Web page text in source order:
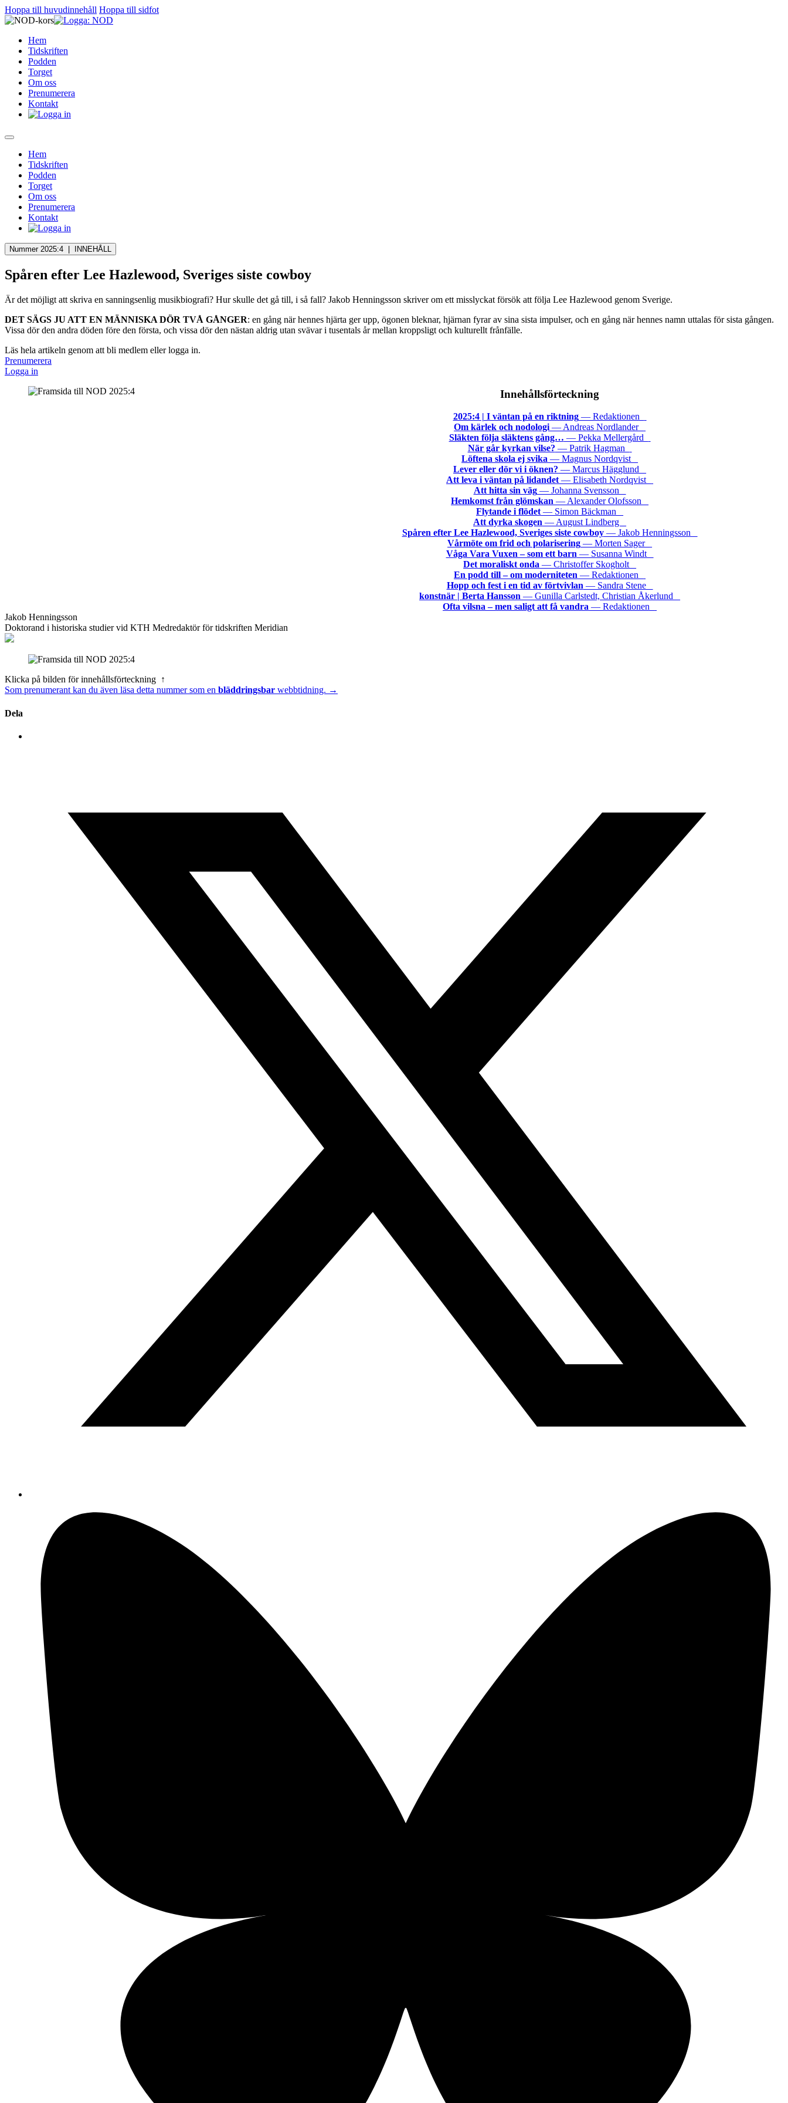
Hoppa till huvudinnehåll Hoppa till sidfot
Hem
Tidskriften
Podden
Torget
Om oss
Prenumerera
Kontakt
Hem
Tidskriften
Podden
Torget
Om oss
Prenumerera
Kontakt
Nummer 2025:4 | INNEHÅLL
Spåren efter Lee Hazlewood, Sveriges siste cowboy
Är det möjligt att skriva en sanningsenlig musikbiografi? Hur skulle det gå till, i så fall? Jakob Henningsson skriver om ett misslyckat försök att följa Lee Hazlewood genom Sverige.
DET SÄGS JU ATT EN MÄNNISKA DÖR TVÅ GÅNGER: en gång när hennes hjärta ger upp, ögonen bleknar, hjärnan fyrar av sina sista impulser, och en gång när hennes namn uttalas för sista gången.
Vissa dör den andra döden före den första, och vissa dör den nästan aldrig utan svävar i tusentals år mellan kroppsligt och kulturellt frånfälle.
Läs hela artikeln genom att bli medlem eller logga in.
Prenumerera
Logga in
Innehållsförteckning
2025:4 | I väntan på en riktning— Redaktionen
Om kärlek och nodologi — Andreas Nordlander
Släkten följa släktens gång… — Pekka Mellergård
När går kyrkan vilse? — Patrik Hagman
Löftena skola ej svika — Magnus Nordqvist
Lever eller dör vi i öknen? — Marcus Hägglund
Att leva i väntan på lidandet — Elisabeth Nordqvist
Att hitta sin väg— Johanna Svensson
Hemkomst från glömskan — Alexander Olofsson
Flytande i flödet — Simon Bäckman
Att dyrka skogen — August Lindberg
Spåren efter Lee Hazlewood, Sveriges siste cowboy— Jakob Henningsson
Vårmöte om frid och polarisering — Morten Sager
Våga Vara Vuxen – som ett barn — Susanna Windt
Det moraliskt onda — Christoffer Skogholt
En podd till – om moderniteten — Redaktionen
Hopp och fest i en tid av förtvivlan — Sandra Stene
konstnär | Berta Hansson — Gunilla Carlstedt, Christian Åkerlund
Ofta vilsna – men saligt att få vandra — Redaktionen
Jakob Henningsson
Doktorand i historiska studier vid KTH Medredaktör för tidskriften Meridian
Klicka på bilden för innehållsförteckning ↑
Som prenumerant kan du även läsa detta nummer som en bläddringsbar webbtidning. →
Dela